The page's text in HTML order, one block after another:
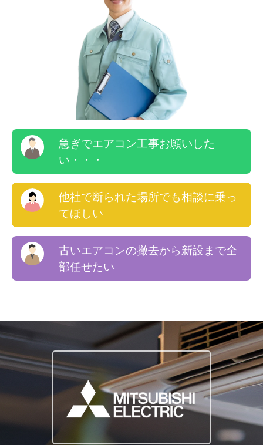
急ぎでエアコン工事お願いした
い・・・
他社で断られた場所でも相談に乗っ
てほしい
古いエアコンの撤去から新設まで全
部任せたい